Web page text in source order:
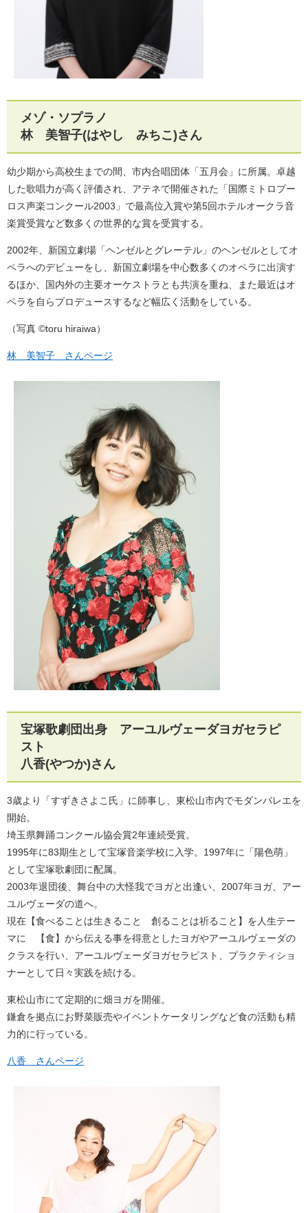
メゾ・ソプラノ
林 美智子(はやし みちこ)さん
幼少期から高校生までの間、市内合唱団体「五月会」に所属。卓越
した歌唱力が高く評価され、アテネで開催された「国際ミトロプー
ロス声楽コンクール2003」で最高位入賞や第5回ホテルオークラ音
楽賞受賞など数多くの世界的な賞を受賞する。
2002年、新国立劇場「ヘンゼルとグレーテル」のヘンゼルとしてオ
ペラへのデビューをし、新国立劇場を中心数多くのオペラに出演す
るほか、国内外の主要オーケストラとも共演を重ね、また最近はオ
ペラを自らプロデュースするなど幅広く活動をしている。
（写真 ©toru hiraiwa）
林 美智子 さんページ
宝塚歌劇団出身 アーユルヴェーダヨガセラピ
スト
八香(やつか)さん
3歳より「すずきさよこ氏」に師事し、東松山市内でモダンバレエを
開始。
埼玉県舞踊コンクール協会賞2年連続受賞。
1995年に83期生として宝塚音楽学校に入学。1997年に「陽色萌」
として宝塚歌劇団に配属。
2003年退団後、舞台中の大怪我でヨガと出逢い、2007年ヨガ、アー
ユルヴェーダの道へ。
現在【食べることは生きること 創ることは祈ること】を人生テー
マに 【食】から伝える事を得意としたヨガやアーユルヴェーダの
クラスを行い、アーユルヴェーダヨガセラピスト、プラクティショ
ナーとして日々実践を続ける。
東松山市にて定期的に畑ヨガを開催。
鎌倉を拠点にお野菜販売やイベントケータリングなど食の活動も精
力的に行っている。
八香 さんページ